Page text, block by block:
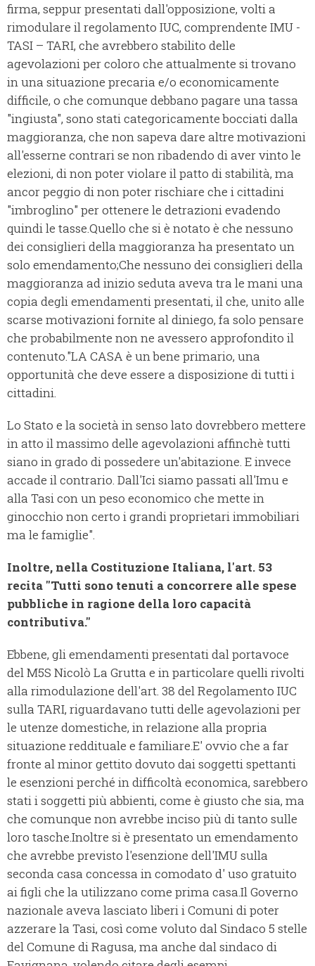
firma, seppur presentati dall'opposizione, volti a
rimodulare il regolamento IUC, comprendente IMU -
TASI – TARI, che avrebbero stabilito delle
agevolazioni per coloro che attualmente si trovano
in una situazione precaria e/o economicamente
difficile, o che comunque debbano pagare una tassa
"ingiusta", sono stati categoricamente bocciati dalla
maggioranza, che non sapeva dare altre motivazioni
all'esserne contrari se non ribadendo di aver vinto le
elezioni, di non poter violare il patto di stabilità, ma
ancor peggio di non poter rischiare che i cittadini
"imbroglino" per ottenere le detrazioni evadendo
quindi le tasse.Quello che si è notato è che nessuno
dei consiglieri della maggioranza ha presentato un
solo emendamento;Che nessuno dei consiglieri della
maggioranza ad inizio seduta aveva tra le mani una
copia degli emendamenti presentati, il che, unito alle
scarse motivazioni fornite al diniego, fa solo pensare
che probabilmente non ne avessero approfondito il
contenuto."LA CASA è un bene primario, una
opportunità che deve essere a disposizione di tutti i
cittadini.
Lo Stato e la società in senso lato dovrebbero mettere
in atto il massimo delle agevolazioni affinchè tutti
siano in grado di possedere un'abitazione. E invece
accade il contrario. Dall'Ici siamo passati all'Imu e
alla Tasi con un peso economico che mette in
ginocchio non certo i grandi proprietari immobiliari
ma le famiglie".
Inoltre, nella Costituzione Italiana, l'art. 53
recita "Tutti sono tenuti a concorrere alle spese
pubbliche in ragione della loro capacità
contributiva."
Ebbene, gli emendamenti presentati dal portavoce
del M5S Nicolò La Grutta e in particolare quelli rivolti
alla rimodulazione dell'art. 38 del Regolamento IUC
sulla TARI, riguardavano tutti delle agevolazioni per
le utenze domestiche, in relazione alla propria
situazione reddituale e familiare.E' ovvio che a far
fronte al minor gettito dovuto dai soggetti spettanti
le esenzioni perché in difficoltà economica, sarebbero
stati i soggetti più abbienti, come è giusto che sia, ma
che comunque non avrebbe inciso più di tanto sulle
loro tasche.Inoltre si è presentato un emendamento
che avrebbe previsto l'esenzione dell'IMU sulla
seconda casa concessa in comodato d' uso gratuito
ai figli che la utilizzano come prima casa.Il Governo
nazionale aveva lasciato liberi i Comuni di poter
azzerare la Tasi, così come voluto dal Sindaco 5 stelle
del Comune di Ragusa, ma anche dal sindaco di